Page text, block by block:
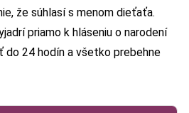
že súhlasí s menom dieťaťa.
priamo k hláseniu o narodení
24 hodín a všetko prebehne